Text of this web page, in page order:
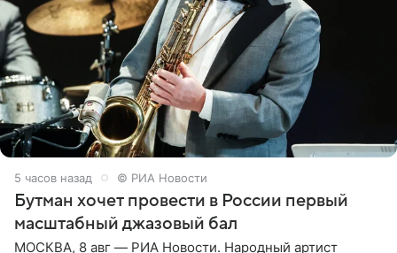
5 часов назад © РИА Новости
Бутман хочет провести в России первый
масштабный джазовый бал
МОСКВА, 8 авг — РИА Новости. Народный артист